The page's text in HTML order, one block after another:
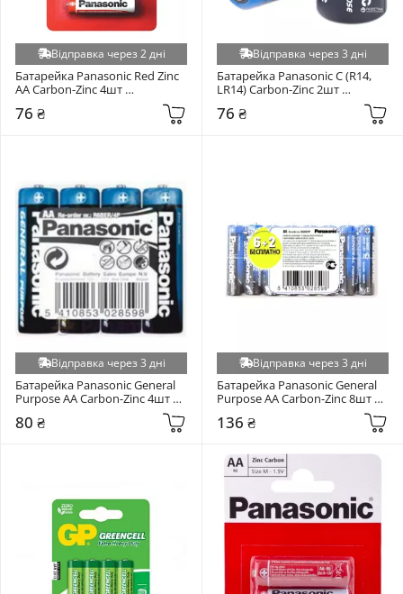
Відправка через 2 дні
Батарейка Panasonic Red Zinc
AA Carbon-Zinc 4шт
76 ₴
Відправка через 3 дні
Батарейка Panasonic C (R14,
LR14) Carbon-Zinc 2шт
76 ₴
Відправка через 3 дні
Батарейка Panasonic General
Purpose AA Carbon-Zinc 4шт
80 ₴
Відправка через 3 дні
Батарейка Panasonic General
Purpose AA Carbon-Zinc 8шт
136 ₴